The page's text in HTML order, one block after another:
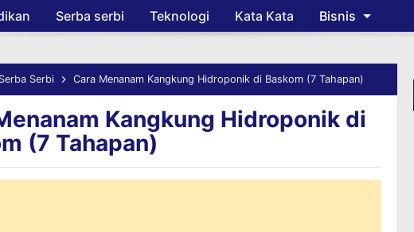
Skip to main content
Serba serbi Teknologi Kata Kata Bisnis
Serba Serbi Cara Menanam Kangkung Hidroponik di Baskom (7 Tahapan)
Kangkung Hidroponik di
(7 Tahapan)